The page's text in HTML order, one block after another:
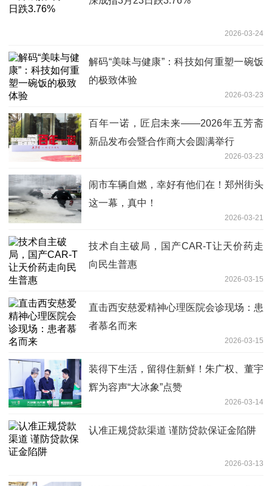
2026-03-24
解码“美味与健康”：科技如何重塑一碗饭
的极致体验
2026-03-23
百年一诺，匠启未来——2026年五芳斋
新品发布会暨合作商大会圆满举行
2026-03-23
闹市车辆自燃，幸好有他们在！郑州街头
这一幕，真中！
2026-03-21
技术自主破局，国产CAR-T让天价药走
向民生普惠
2026-03-15
直击西安慈爱精神心理医院会诊现场：患
者慕名而来
2026-03-15
装得下生活，留得住新鲜！朱广权、董宇
辉为容声“大冰象”点赞
2026-03-14
认准正规贷款渠道 谨防贷款保证金陷阱
2026-03-13